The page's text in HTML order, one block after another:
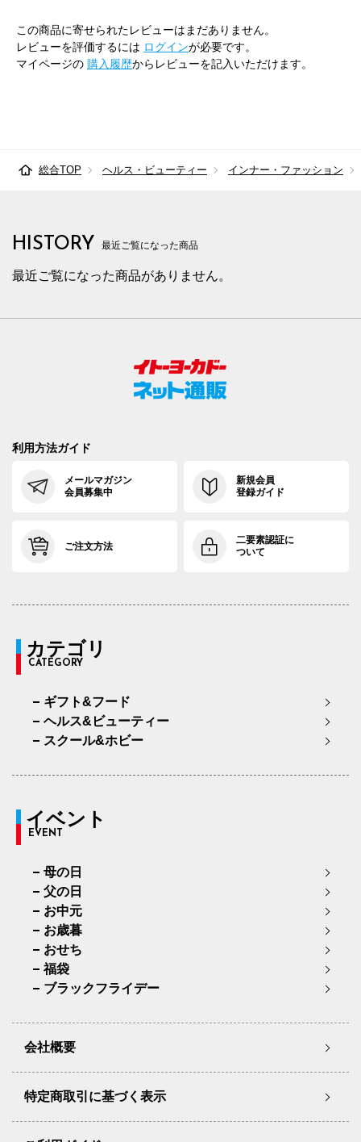
この商品に寄せられたレビューはまだありません。
レビューを評価するには ログインが必要です。
マイページの 購入履歴からレビューを記入いただけます。
総合TOP ヘルス・ビューティー インナー・ファッション
HISTORY 最近ご覧になった商品
最近ご覧になった商品がありません。
利用方法ガイド
メールマガジン
会員募集中
新規会員
登録ガイド
ご注文方法
二要素認証に
ついて
カテゴリ
CATEGORY
ギフト&フード
ヘルス&ビューティー
スクール&ホビー
イベント
EVENT
母の日
父の日
お中元
お歳暮
おせち
福袋
ブラックフライデー
会社概要
特定商取引に基づく表示